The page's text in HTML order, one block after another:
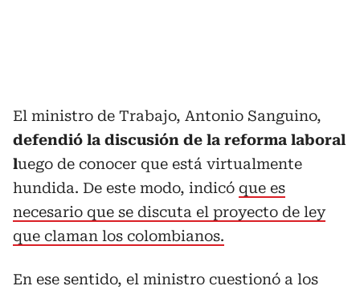
El ministro de Trabajo, Antonio Sanguino,
defendió la discusión de la reforma laboral
luego de conocer que está virtualmente
hundida. De este modo, indicó que es
necesario que se discuta el proyecto de ley
que claman los colombianos.
En ese sentido, el ministro cuestionó a los